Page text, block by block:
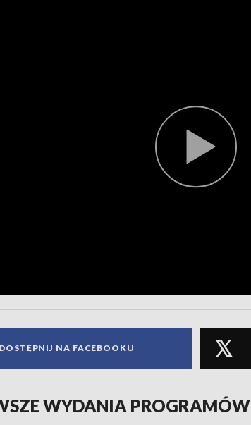
NA FACEBOOKU
WYDANIA PROGRAMÓW